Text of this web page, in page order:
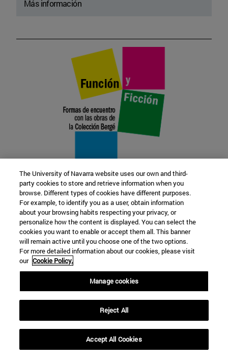
Más información
22 SEP
FUNCIÓN Y FICCIÓN. Varios artistas
Más información
The University of Navarra website uses our own and third-
party cookies to store and retrieve information when you
browse. Different types of cookies have different purposes.
For example, to identify you as a user, obtain information
about your browsing habits respecting your privacy, or
personalize how the content is displayed. You can select the
cookies you want to enable or accept them all. This banner
will remain active until you choose one of the two options.
For more detailed information about our cookies, please visit
our Cookie Policy.
Manage cookies
Reject All
Accept All Cookies